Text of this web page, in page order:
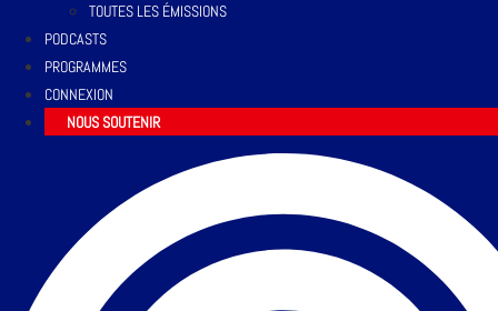
TOUTES LES ÉMISSIONS
PODCASTS
PROGRAMMES
CONNEXION
NOUS SOUTENIR